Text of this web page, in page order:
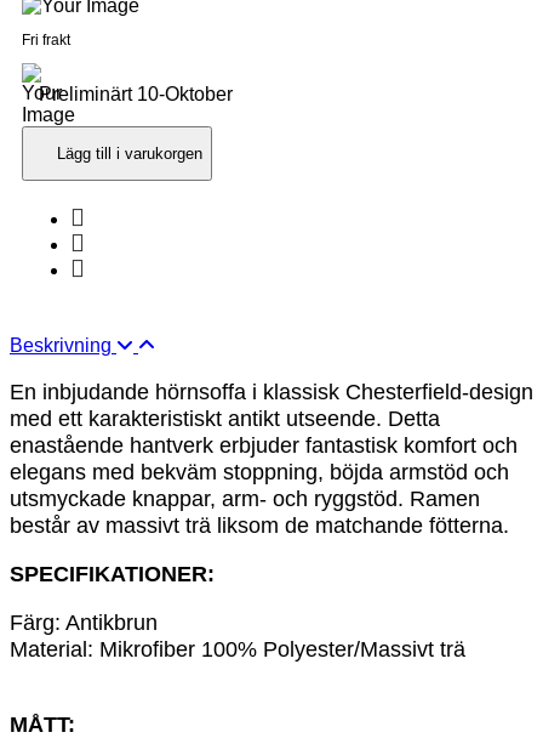
Fri frakt
Preliminärt 10-Oktober
Lägg till i varukorgen
Beskrivning
En inbjudande hörnsoffa i klassisk Chesterfield-design
med ett karakteristiskt antikt utseende. Detta
enastående hantverk erbjuder fantastisk komfort och
elegans med bekväm stoppning, böjda armstöd och
utsmyckade knappar, arm- och ryggstöd. Ramen
består av massivt trä liksom de matchande fötterna.
SPECIFIKATIONER:
Färg: Antikbrun
Material: Mikrofiber 100% Polyester/Massivt trä
MÅTT: